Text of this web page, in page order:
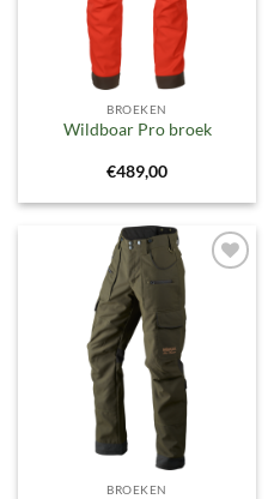
BROEKEN
Wildboar Pro broek
€489,00
Toevoegen
verlanglijst
BROEKEN